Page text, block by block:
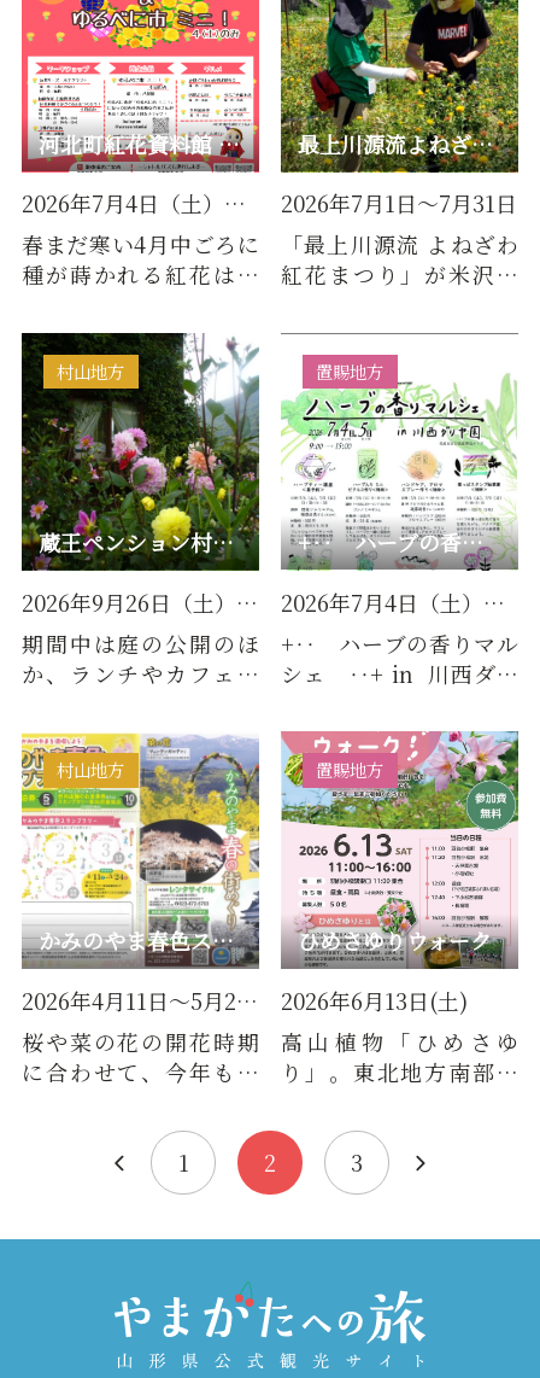
河北町紅花資料館 べに花まつり
2026年7月4日（土）、5日（日）
春まだ寒い4月中ごろに
種が蒔かれる紅花は、
村山盆地で育ちます。そ
して…
最上川源流よねざわ紅花まつり
2026年7月1日～7月31日
「最上川源流 よねざわ
紅花まつり」が米沢市
畑一面に咲く紅花を眺
めて…
蔵王ペンション村オープンガーデン 山の秋の庭
村山地方
2026年9月26日（土）～10月18…
期間中は庭の公開のほ
か、ランチやカフェの
販売をしているペンシ
ョンもあ…
+‥ ハーブの香りマルシェ ‥+ in 川西ダリヤ園
置賜地方
2026年7月4日（土）～7月5日（…
+‥ ハーブの香りマル
シェ ‥+ in 川西ダリ
シェ開催 …
かみのやま春色スタンプラリー
村山地方
2026年4月11日～5月24日
桜や菜の花の開花時期
に合わせて、今年もス
ます！市内参画店舗で
は、桜や…
ひめさゆりウォーク
置賜地方
2026年6月13日(土)
高山植物「ひめさゆ
り」。東北地方南部に
科の植物で、美しいピ
ンク色の花…
1 2 3